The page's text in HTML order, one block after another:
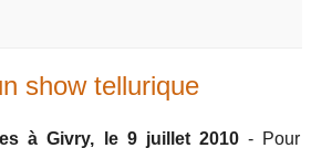
show tellurique
à Givry, le 9 juillet 2010- Pour